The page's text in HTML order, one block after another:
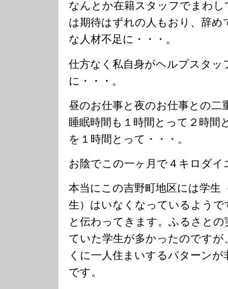
なんとか在籍スタッフでまわ
は期待はずれの人もおり、辞
な人材不足に・・・。
仕方なく私自身がヘルプスタッ
に・・・。
昼のお仕事と夜のお仕事との二
睡眠時間も１時間とって２時間
を１時間とって・・・。
お陰でこの一ヶ月で４キロダイ
本当にこの吉野町地区には学生
生）はいなくなっているよう
と伝わってきます。ふるさと
ていた学生が多かったのですが
くに一人住まいするパターン
です。